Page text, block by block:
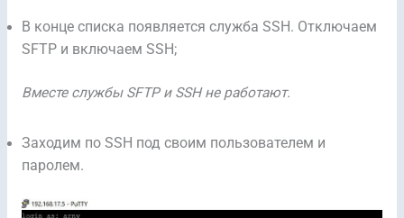
В конце списка появляется служба SSH. Отключаем
SFTP и включаем SSH;
Вместе службы SFTP и SSH не работают.
Заходим по SSH под своим пользователем и
паролем.